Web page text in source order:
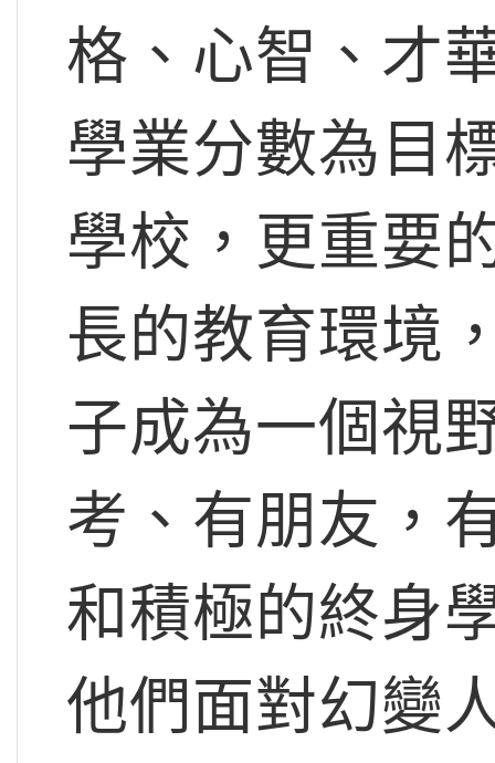
格、心智、才
學業分數為目
學校，更重要
長的教育環境
子成為一個視
考、有朋友，
和積極的終身
他們面對幻變